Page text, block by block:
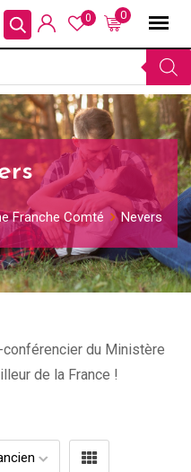
0
0
Franche Comté Nevers
du Ministère
de la France !